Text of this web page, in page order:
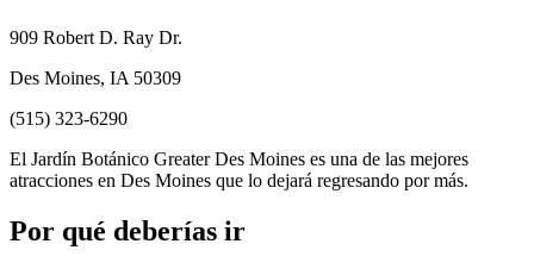
909 Robert D. Ray Dr.
Des Moines, IA 50309
(515) 323-6290
El Jardín Botánico Greater Des Moines es una de las mejores
atracciones en Des Moines que lo dejará regresando por más.
Por qué deberías ir